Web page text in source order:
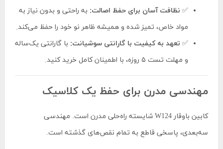
✅ نظافت آسان برای حفظ اصالت: به راحتی و بدون نیاز به
مواد خاص، تمیز شده و همیشه ظاهر نو خود را حفظ می‌کند.
✅ تعهد به کیفیت با گارانتی سوشیانت: با گارانتی یک‌ساله
و مهلت تست ۵ روزه، با اطمینان کامل خرید کنید.
مهندسی مدرن برای حفظ یک کلاسیک
کابین باوقار W124 شایسته راه‌حلی مدرن است. مهندسی
سه‌بعدی، پاسخی قاطع به تمام نقص‌های گذشته است.